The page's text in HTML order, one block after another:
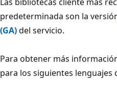
predeterminada son la
(GA)del servicio.
Para obtener más
para los siguientes